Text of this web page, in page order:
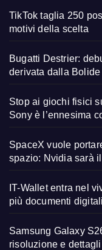
TikTok taglia 250
motivi della scelta
Bugatti Destrier:
derivata dalla Bolide
Stop ai giochi fisici
Sony è l’ennesima
SpaceX vuole
spazio: Nvidia sarà
IT-Wallet entra nel
più documenti digitali
Samsung Galaxy
risoluzione e